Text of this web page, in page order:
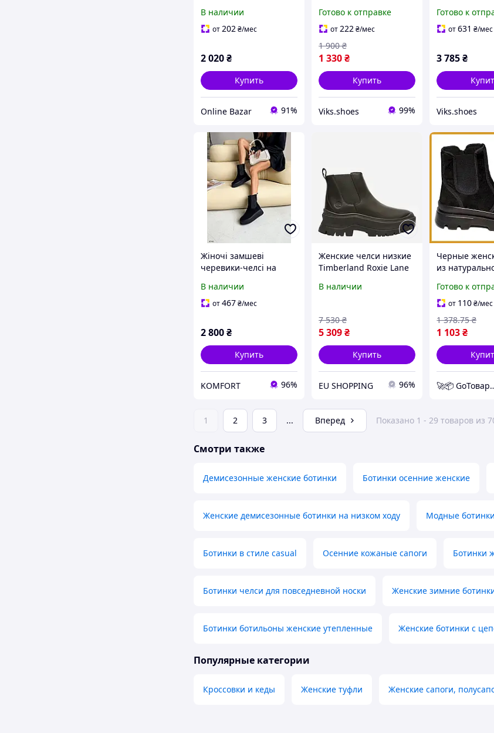
В наличии
от202₴/мес
2 020₴
Купить
Online Bazar 91%
женские ботинки деми
Phany
Готово к отправке
от222₴/мес
1 330₴
1 900 ₴
Купить
Viks.shoes 99%
36 - 40
ботильоны
Готово к
от631 ₴/мес
3 785₴
Viks.shoes
Жіночі замшеві
черевики-челсі на
В наличии
от467₴/мес
2 800₴
Купить
KOMFORT 96%
Женские челси низкие
Timberland Roxie Lane
(9US) 26 см Черные
В наличии
5 309₴
7 530 ₴
Купить
EU SHOPPING 96%
Черные
из
подошве,
стелька 24.5
Готово к
от 110₴/мес
1 103₴
1 378.75 ₴
🚀📦 GoТовар
1 2 3 ... Вперед Показано 1 - 29 товаров из
Смотри также
Демисезонные женские ботинки Ботинки осенние женские
Женские демисезонные ботинки на низком ходу Модные
Ботинки в стиле casual Осенние кожаные сапоги Ботинки
Ботинки челси для повседневной носки Женские зимние
Ботинки ботильоны женские утепленные Женские ботинки с
Популярные категории
Кроссовки и кеды Женские туфли Женские сапоги,